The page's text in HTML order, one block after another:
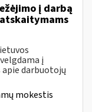
į darbą
į
apie darbuotojų
mokestis